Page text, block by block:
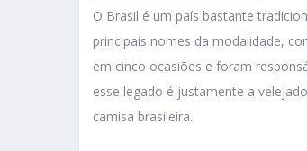
O Brasil é um país bastante
principais nomes da modalidade,
em cinco ocasiões e foram
esse legado é justamente a
camisa brasileira.